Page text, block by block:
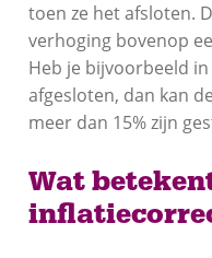
toen ze het afsloten.
verhoging bovenop
Heb je bijvoorbeeld
afgesloten, dan kan
meer dan 15% zijn
Wat